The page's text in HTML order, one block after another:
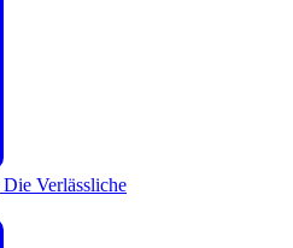
Die Verlässliche